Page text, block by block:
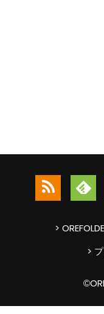
>
>